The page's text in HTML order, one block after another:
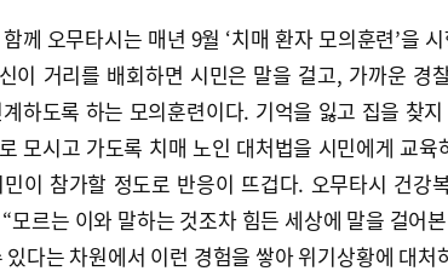
께 오무타시는 매년 9월 ‘치매 환자 모의훈련’을
이 거리를 배회하면 시민은 말을 걸고, 가까운 경
하도록 하는 모의훈련이다. 기억을 잃고 집을 찾
모시고 가도록 치매 노인 대처법을 시민에게 교
이 참가할 정도로 반응이 뜨겁다. 오무타시 건강
모르는 이와 말하는 것조차 힘든 세상에 말을 걸어
있다는 차원에서 이런 경험을 쌓아 위기상황에 대처